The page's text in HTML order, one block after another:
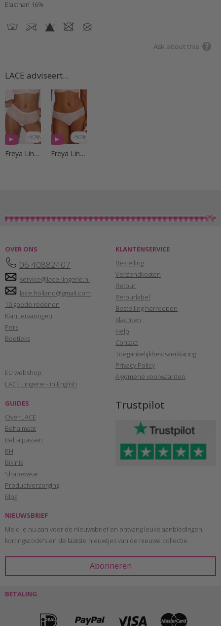
Elasthan 16%
Ask about this
LACE adviseert...
-50%
Freya Lingerie
-50%
Freya Lingerie
OVER ONS
06 40882407
service@lace-lingerie.nl
lace.holland@gmail.com
10 goede redenen
Klant ervaringen
Pers
Boetieks
EU webshop:
LACE Lingerie - in English
KLANTENSERVICE
Bestelling
Verzendkosten
Retour
Retourlabel
Bestelling herroepen
Klachten
Help
Contact
Toegankelijkheidsverklaring
Privacy Policy
Algemene voorwaarden
GUIDES
Over LACE
Beha maat
Beha passen
BH
Bikinis
Shapewear
Productverzorging
Blog
Trustpilot
NIEUWSBRIEF
Meld je nu aan voor de nieuwsbrief en ontvang leuke aanbiedingen,
kortingscode's en de laatste nieuwtjes van de nieuwe collectie.
BETALING